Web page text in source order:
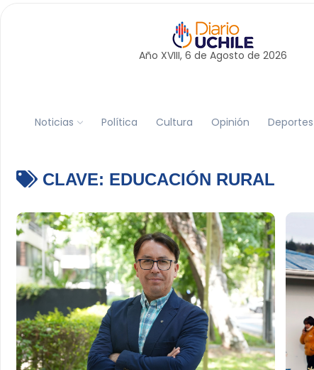
Año XVIII, 6 de Agosto de 2026
Noticias Política Cultura Opinión Deportes
CLAVE: EDUCACIÓN RURAL